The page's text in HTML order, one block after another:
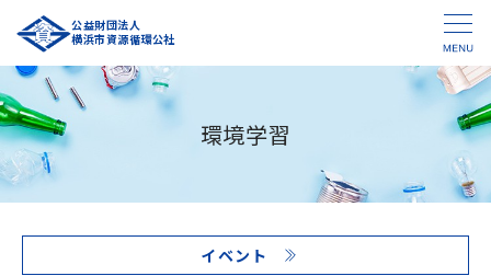
公益財団法人
横浜市資源循環公社
環境学習
イベント